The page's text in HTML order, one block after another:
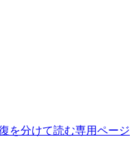
を分けて読む専用ページ